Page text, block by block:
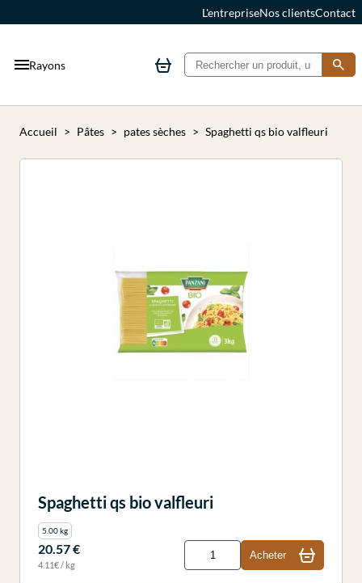
L'entrepriseNos clientsContact
Rayons
Accueil Pâtes pates sèches Spaghetti qs bio valfleuri
Spaghetti qs bio valfleuri
5.00 kg
20.57 €
4.11€ / kg
Acheter